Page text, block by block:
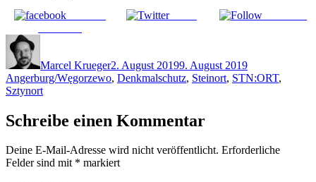
Tweet
Marcel Krueger2. August 20199. August 2019
Angerburg/Węgorzewo, Denkmalschutz, Steinort, STN:ORT,
Sztynort
Schreibe einen Kommentar
Deine E-Mail-Adresse wird nicht veröffentlicht. Erforderliche
Felder sind mit * markiert